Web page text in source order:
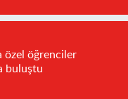
özel öğrenciler
buluştu